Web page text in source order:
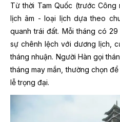
Từ thời Tam Quốc (trước
lịch âm - loại lịch dựa theo
quanh trái đất. Mỗi tháng có
sự chênh lệch với dương lịch,
tháng nhuận. Người Hàn gọi
tháng may mắn, thường chọn
lễ trọng đại.